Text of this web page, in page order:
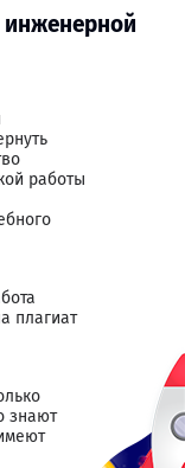
инженерной
работы
плагиат
знают